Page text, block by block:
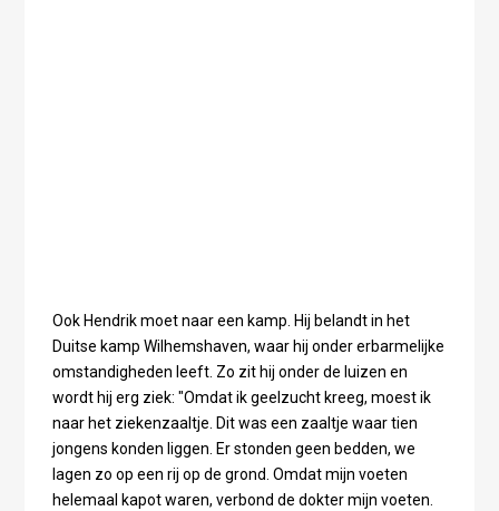
Ook Hendrik moet naar een kamp. Hij belandt in het
Duitse kamp Wilhemshaven, waar hij onder erbarmelijke
omstandigheden leeft. Zo zit hij onder de luizen en
wordt hij erg ziek: "Omdat ik geelzucht kreeg, moest ik
naar het ziekenzaaltje. Dit was een zaaltje waar tien
jongens konden liggen. Er stonden geen bedden, we
lagen zo op een rij op de grond. Omdat mijn voeten
helemaal kapot waren, verbond de dokter mijn voeten.